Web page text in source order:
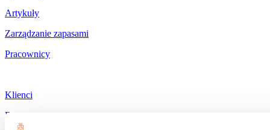
Artykuły
Zarządzanie zapasami
Pracownicy
Klienci
Raporty